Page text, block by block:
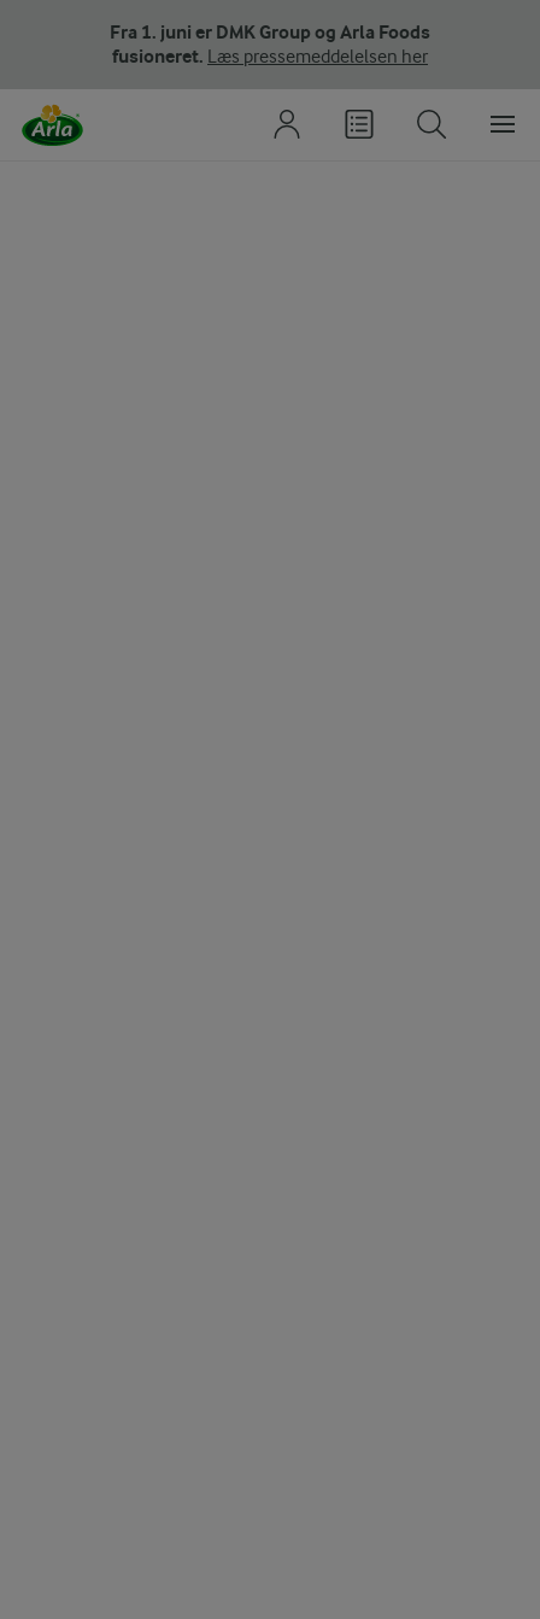
Fra 1. juni er DMK Group og Arla Foods
fusioneret. Læs pressemeddelelsen her